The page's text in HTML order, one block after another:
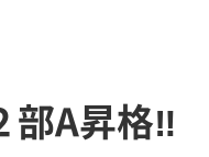
部A昇格‼